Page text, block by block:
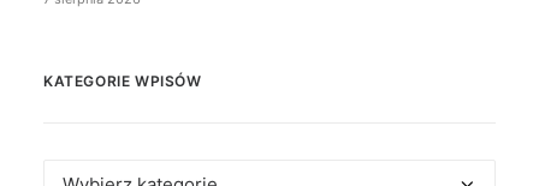
KATEGORIE WPISÓW
Kategorie